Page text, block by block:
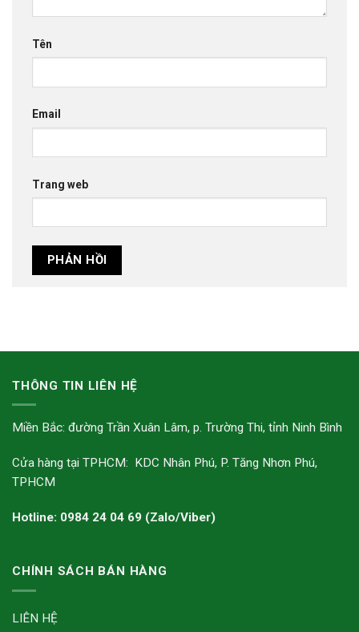
Tên
Email
Trang web
THÔNG TIN LIÊN HỆ
Miền Bắc: đường Trần Xuân Lâm, p. Trường Thi, tỉnh Ninh Bình
Cửa hàng tại TPHCM: KDC Nhân Phú, P. Tăng Nhơn Phú,
TPHCM
Hotline: 0984 24 04 69 (Zalo/Viber)
CHÍNH SÁCH BÁN HÀNG
LIÊN HỆ